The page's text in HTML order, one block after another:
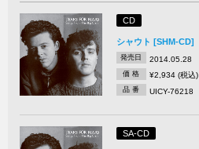
CD
シャウト [SHM-CD]
発売日 2014.05.28
価 格 ¥2,934 (税込)
品 番 UICY-76218
SA-CD